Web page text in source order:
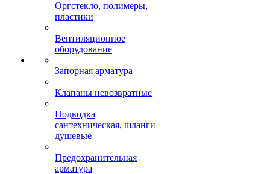
Оргстекло, полимеры,
пластики
Вентиляционное
оборудование
Запорная арматура
Клапаны невозвратные
Подводка
сантехническая, шланги
душевые
Предохранительная
арматура